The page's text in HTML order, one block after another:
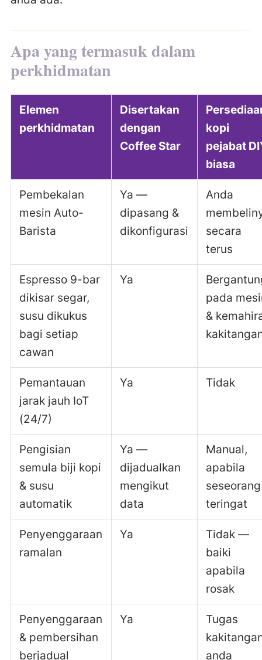
Apa yang termasuk dalam
perkhidmatan
Elemen
perkhidmatan
Disertakan
dengan
Coffee Star
kopi
pejabat
biasa
Pembekalan
mesin Auto-
Barista
Ya —
dipasang &
dikonfigurasi
Anda
secara
terus
Espresso 9-bar
dikisar segar,
susu dikukus
bagi setiap
cawan
Ya
pada
&
Pemantauan
jarak jauh IoT
(24/7)
Ya Tidak
Pengisian
semula biji kopi
& susu
automatik
Ya —
dijadualkan
mengikut
data
Manual,
apabila
seseorang
teringat
Penyenggaraan
ramalan
Ya
Tidak —
baiki
apabila
rosak
Penyenggaraan
& pembersihan
berjadual
Ya
Tugas
anda